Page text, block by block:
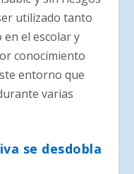
utilizado tanto
el escolar y
conocimiento
entorno que
varias
se desdobla